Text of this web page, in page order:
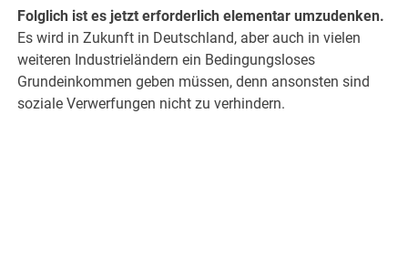
Folglich ist es jetzt erforderlich elementar umzudenken.
Es wird in Zukunft in Deutschland, aber auch in vielen
weiteren Industrieländern ein Bedingungsloses
Grundeinkommen geben müssen, denn ansonsten sind
soziale Verwerfungen nicht zu verhindern.